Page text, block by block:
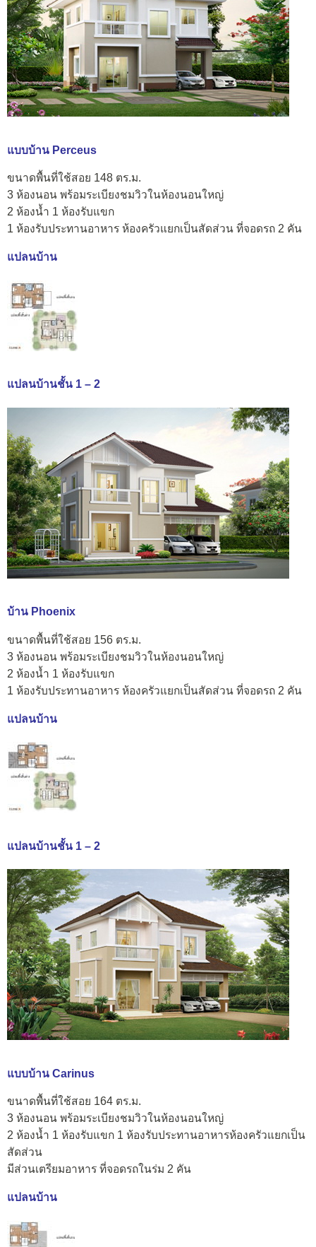
แบบบ้าน Perceus
ขนาดพื้นที่ใช้สอย 148 ตร.ม.
3 ห้องนอน พร้อมระเบียงชมวิวในห้องนอนใหญ่
2 ห้องน้ำ 1 ห้องรับแขก
1 ห้องรับประทานอาหาร ห้องครัวแยกเป็นสัดส่วน ที่จอดรถ 2 คัน
แปลนบ้าน
แปลนบ้านชั้น 1 – 2
บ้าน Phoenix
ขนาดพื้นที่ใช้สอย 156 ตร.ม.
3 ห้องนอน พร้อมระเบียงชมวิวในห้องนอนใหญ่
2 ห้องน้ำ 1 ห้องรับแขก
1 ห้องรับประทานอาหาร ห้องครัวแยกเป็นสัดส่วน ที่จอดรถ 2 คัน
แปลนบ้าน
แปลนบ้านชั้น 1 – 2
แบบบ้าน Carinus
ขนาดพื้นที่ใช้สอย 164 ตร.ม.
3 ห้องนอน พร้อมระเบียงชมวิวในห้องนอนใหญ่
2 ห้องน้ำ 1 ห้องรับแขก 1 ห้องรับประทานอาหารห้องครัวแยกเป็น
สัดส่วน
มีส่วนเตรียมอาหาร ที่จอดรถในร่ม 2 คัน
แปลนบ้าน